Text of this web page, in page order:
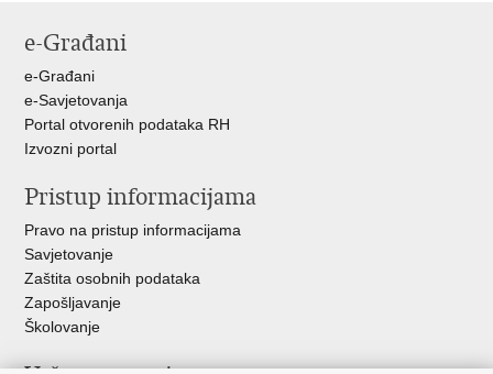
FacebookuTwitteru
e-Građani
e-Građani
e-Savjetovanja
Portal otvorenih podataka RH
Izvozni portal
Pristup informacijama
Pravo na pristup informacijama
Savjetovanje
Zaštita osobnih podataka
Zapošljavanje
Školovanje